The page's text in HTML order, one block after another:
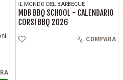
IL MONDO DEL BARBECUE
MDB BBQ SCHOOL - CALENDARIO
CORSI BBQ 2026
COMPARA